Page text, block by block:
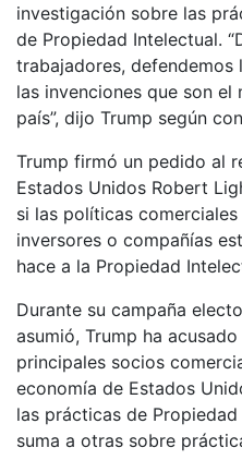
investigación sobre las
de Propiedad Intelectual.
trabajadores,
las invenciones que son
país”, dijo Trump según
Trump firmó un pedido al
Estados Unidos Robert
si las políticas
inversores o compañías
hace a la Propiedad
Durante su campaña
asumió, Trump ha
principales socios
economía de Estados
las prácticas de
suma a otras sobre